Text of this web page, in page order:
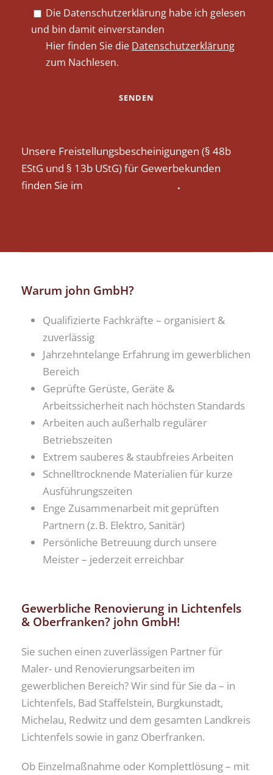
Die Datenschutzerklärung habe ich gelesen
und bin damit einverstanden
Hier finden Sie die Datenschutzerklärung
zum Nachlesen.
Unsere Freistellungsbescheinigungen (§ 48b
EStG und § 13b UStG) für Gewerbekunden
finden Sie im
.
Warum john GmbH?
Qualifizierte Fachkräfte – organisiert &
zuverlässig
Jahrzehntelange Erfahrung im gewerblichen
Bereich
Geprüfte Gerüste, Geräte &
Arbeitssicherheit nach höchsten Standards
Arbeiten auch außerhalb regulärer
Betriebszeiten
Extrem sauberes & staubfreies Arbeiten
Schnelltrocknende Materialien für kurze
Ausführungszeiten
Enge Zusammenarbeit mit geprüften
Partnern (z. B. Elektro, Sanitär)
Persönliche Betreuung durch unsere
Meister – jederzeit erreichbar
Gewerbliche Renovierung in Lichtenfels
& Oberfranken? john GmbH!
Sie suchen einen zuverlässigen Partner für
Maler- und Renovierungsarbeiten im
gewerblichen Bereich? Wir sind für Sie da – in
Lichtenfels, Bad Staffelstein, Burgkunstadt,
Michelau, Redwitz und dem gesamten Landkreis
Lichtenfels sowie in ganz Oberfranken.
Ob Einzelmaßnahme oder Komplettlösung – mit